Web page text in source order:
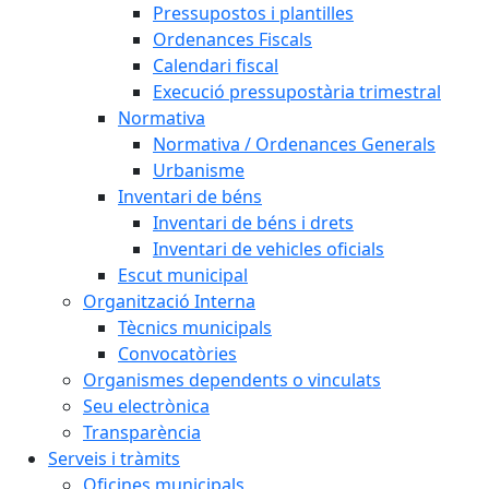
Pressupostos i plantilles
Ordenances Fiscals
Calendari fiscal
Execució pressupostària trimestral
Normativa
Normativa / Ordenances Generals
Urbanisme
Inventari de béns
Inventari de béns i drets
Inventari de vehicles oficials
Escut municipal
Organització Interna
Tècnics municipals
Convocatòries
Organismes dependents o vinculats
Seu electrònica
Transparència
Serveis i tràmits